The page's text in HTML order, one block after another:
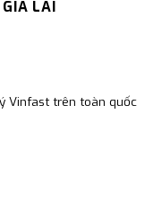
LAI
Vinfast trên toàn quốc